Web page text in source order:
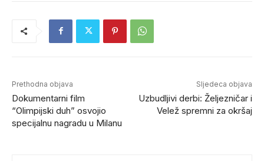
Prethodna objava
Dokumentarni film
“Olimpijski duh” osvojio
specijalnu nagradu u Milanu
Sljedeca objava
Uzbudljivi derbi: Željezničar i
Velež spremni za okršaj